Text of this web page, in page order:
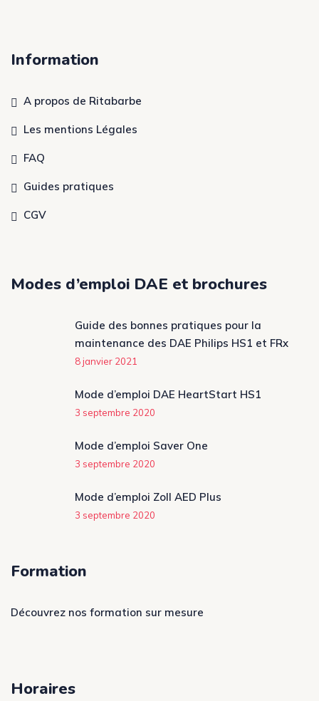
Information
A propos de Ritabarbe
Les mentions Légales
FAQ
Guides pratiques
CGV
Modes d’emploi DAE et brochures
Guide des bonnes pratiques pour la
maintenance des DAE Philips HS1 et FRx
8 janvier 2021
Mode d’emploi DAE HeartStart HS1
3 septembre 2020
Mode d’emploi Saver One
3 septembre 2020
Mode d’emploi Zoll AED Plus
3 septembre 2020
Formation
Découvrez nos formation sur mesure
Horaires